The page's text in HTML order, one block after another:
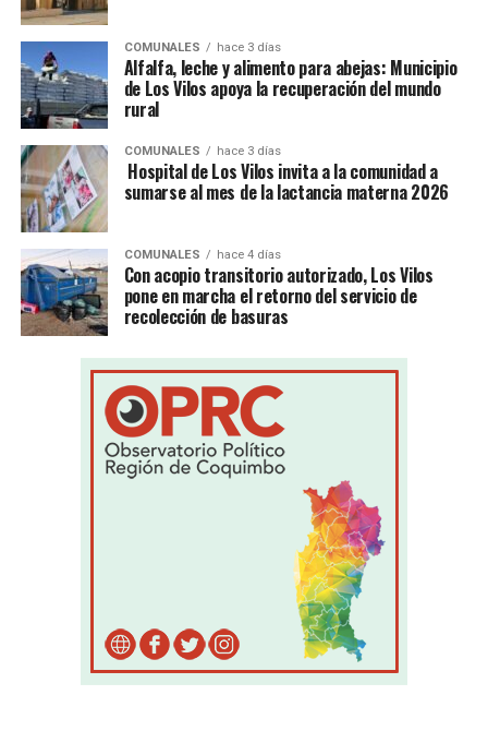
COMUNALES hace 3 días
Alfalfa, leche y alimento para abejas: Municipio
de Los Vilos apoya la recuperación del mundo
rural
COMUNALES hace 3 días
Hospital de Los Vilos invita a la comunidad a
sumarse al mes de la lactancia materna 2026
COMUNALES hace 4 días
Con acopio transitorio autorizado, Los Vilos
pone en marcha el retorno del servicio de
recolección de basuras